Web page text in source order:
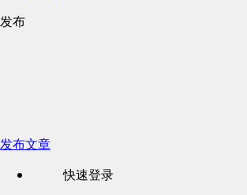
发布
发布文章
快速登录